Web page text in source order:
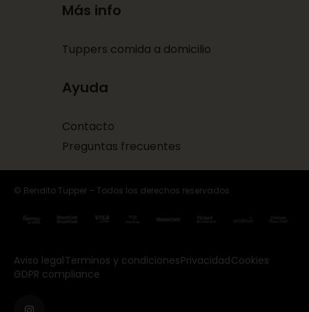
Más info
Tuppers comida a domicilio
Ayuda
Contacto
Preguntas frecuentes
© Bendito Tupper – Todos los derechos reservados
Aviso legalTerminos y condicionesPrivacidadCookies
GDPR compliance